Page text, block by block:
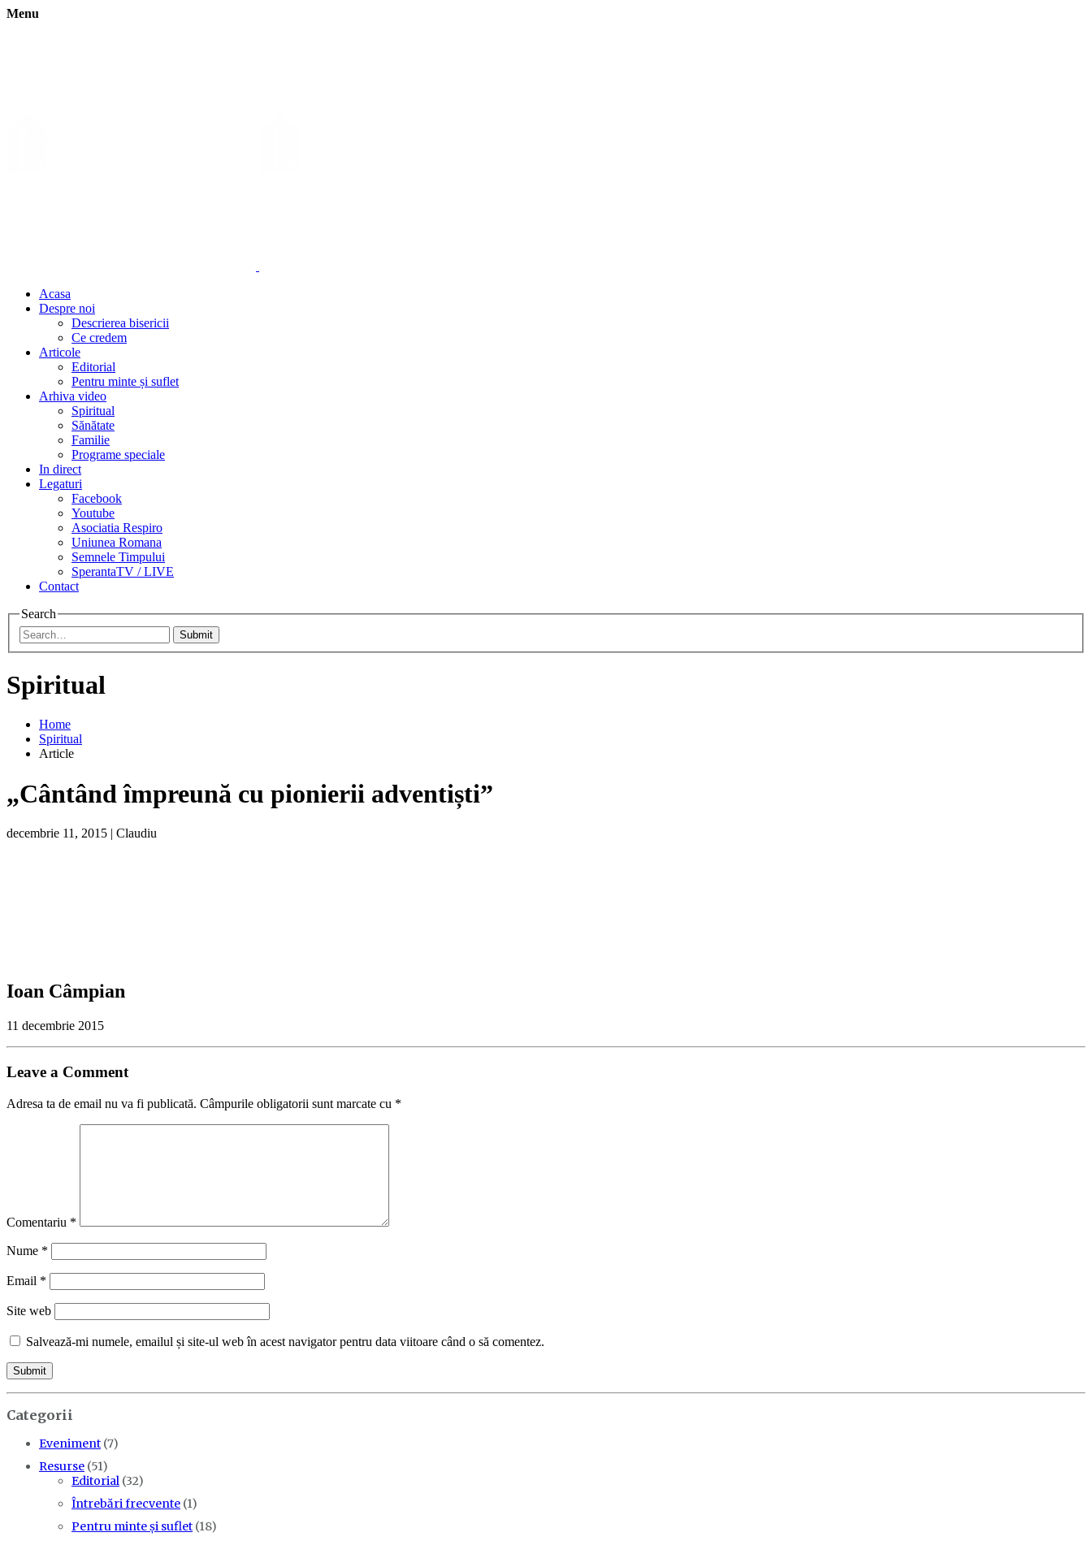
Menu
Acasa
Despre noi
Descrierea bisericii
Ce credem
Articole
Editorial
Pentru minte și suflet
Arhiva video
Spiritual
Sănătate
Familie
Programe speciale
In direct
Legaturi
Facebook
Youtube
Asociatia Respiro
Uniunea Romana
Semnele Timpului
SperantaTV / LIVE
Contact
Search
Submit
Spiritual
Home
Spiritual
Article
„Cântând împreună cu pionierii adventiști”
decembrie 11, 2015 | Claudiu
Ioan Câmpian
11 decembrie 2015
Leave a Comment
Adresa ta de email nu va fi publicată. Câmpurile obligatorii sunt marcate cu *
Comentariu *
Nume *
Email *
Site web
Salvează-mi numele, emailul și site-ul web în acest navigator pentru data viitoare când o să comentez.
Categorii
Eveniment (7)
Resurse (51)
Editorial (32)
Întrebări frecvente (1)
Pentru minte și suflet (18)